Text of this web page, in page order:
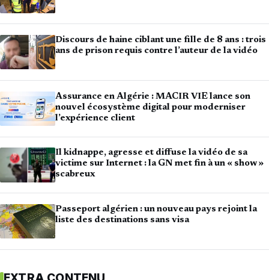
Discours de haine ciblant une fille de 8 ans : trois
ans de prison requis contre l’auteur de la vidéo
Assurance en Algérie : MACIR VIE lance son
nouvel écosystème digital pour moderniser
l’expérience client
Il kidnappe, agresse et diffuse la vidéo de sa
victime sur Internet : la GN met fin à un « show »
scabreux
Passeport algérien : un nouveau pays rejoint la
liste des destinations sans visa